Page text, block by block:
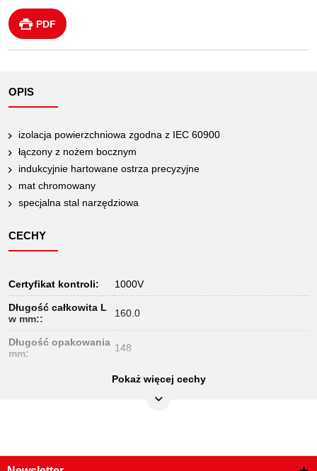
PDF
OPIS
izolacja powierzchniowa zgodna z IEC 60900
łączony z nożem bocznym
indukcyjnie hartowane ostrza precyzyjne
mat chromowany
specjalna stal narzędziowa
CECHY
Certyfikat kontroli: 1000V
Długość całkowita L
w mm::
160.0
Długość opakowania
mm:
148
1
Norma: DIN EN 60900
Pokaż więcej cechy